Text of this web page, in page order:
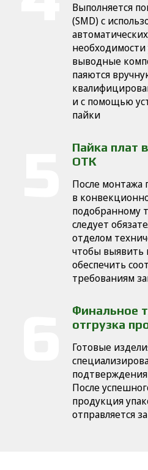
Выполняется
(SMD) с
необходимости
выводные
паяются
и с помощью
пайки
Пайка плат
ОТК
После монтажа
в
подобранному
следует
отделом
чтобы
обеспечить
требованиям
Финальное
отгрузка
Готовые
подтверждения
После
продукция
отправляется